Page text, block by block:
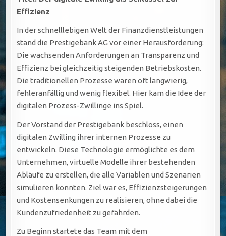
Effizienz
In der schnelllebigen Welt der Finanzdienstleistungen
stand die Prestigebank AG vor einer Herausforderung:
Die wachsenden Anforderungen an Transparenz und
Effizienz bei gleichzeitig steigenden Betriebskosten.
Die traditionellen Prozesse waren oft langwierig,
fehleranfällig und wenig flexibel. Hier kam die Idee der
digitalen Prozess-Zwillinge ins Spiel.
Der Vorstand der Prestigebank beschloss, einen
digitalen Zwilling ihrer internen Prozesse zu
entwickeln. Diese Technologie ermöglichte es dem
Unternehmen, virtuelle Modelle ihrer bestehenden
Abläufe zu erstellen, die alle Variablen und Szenarien
simulieren konnten. Ziel war es, Effizienzsteigerungen
und Kostensenkungen zu realisieren, ohne dabei die
Kundenzufriedenheit zu gefährden.
Zu Beginn startete das Team mit dem